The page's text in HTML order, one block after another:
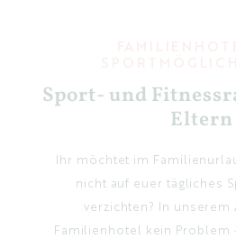
Sport- und
Eltern
Ihr möchtet im
nicht auf euer tägliches
verzichten? In
Familienhotel kein Problem